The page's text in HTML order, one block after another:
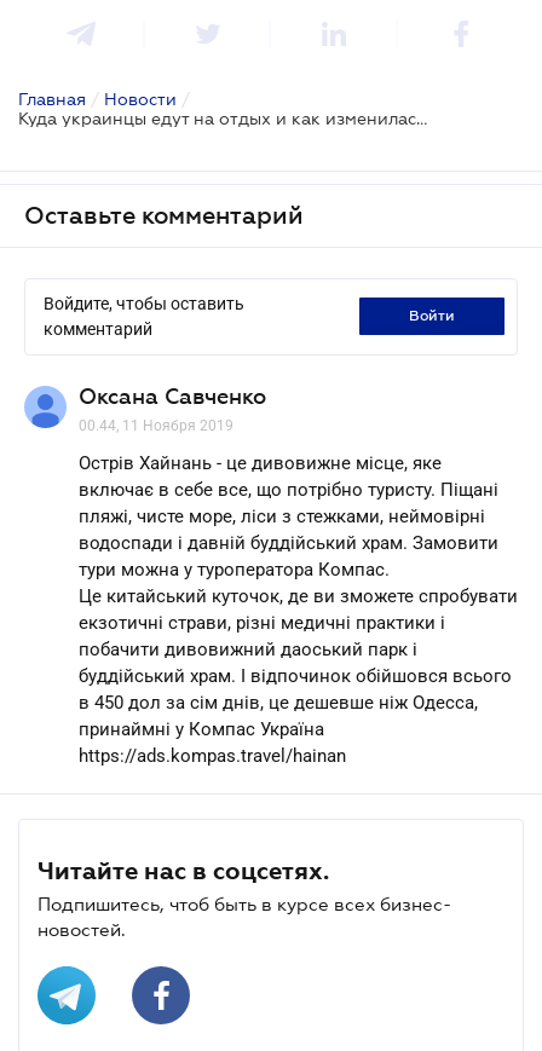
Главная / Новости /
Куда украинцы едут на отдых и как изменилась стоимость туров
Оставьте комментарий
Войдите, чтобы оставить
комментарий
войти
Оксана Савченко
00.44, 11 Ноября 2019
Острів Хайнань - це дивовижне місце, яке
включає в себе все, що потрібно туристу. Піщані
пляжі, чисте море, ліси з стежками, неймовірні
водоспади і давній буддійський храм. Замовити
тури можна у туроператора Компас.
Це китайський куточок, де ви зможете спробувати
екзотичні страви, різні медичні практики і
побачити дивовижний даоський парк і
буддійський храм. І відпочинок обійшовся всього
в 450 дол за сім днів, це дешевше ніж Одесса,
принаймні у Компас Україна
https://ads.kompas.travel/hainan
Читайте нас в соцсетях.
Подпишитесь, чтоб быть в курсе всех бизнес-
новостей.